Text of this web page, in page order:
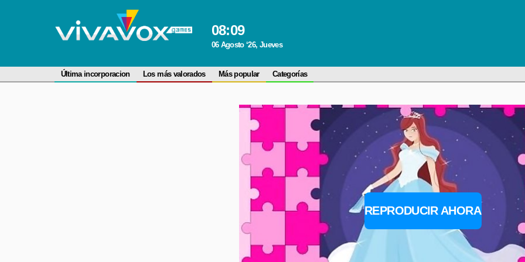
08:09
06 Agosto ‘26, Jueves
Última incorporacion Los más valorados Más popular Categorías
REPRODUCIR AHORA